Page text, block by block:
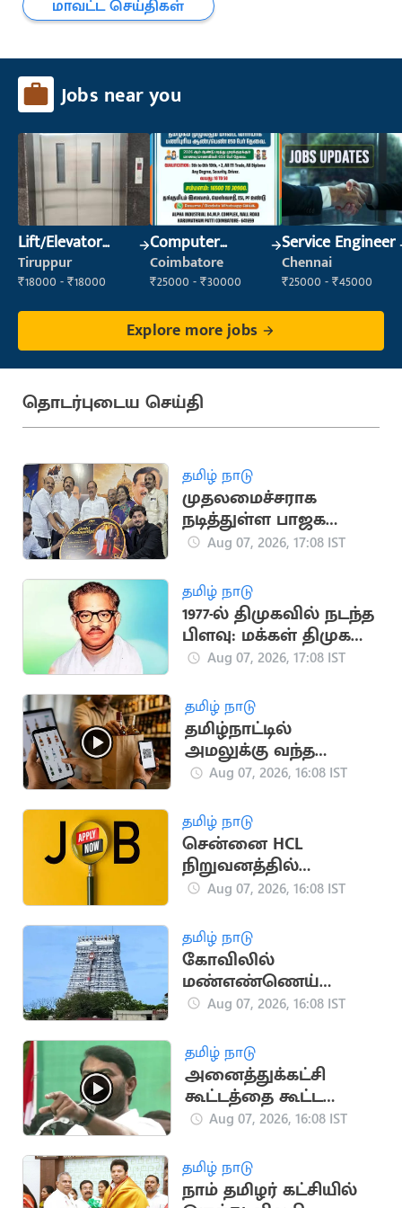
மாவட்ட செய்திகள்
Jobs near you
Lift/Elevator
Technician
Tiruppur
₹18000 - ₹18000
Computer
Operator
Coimbatore
₹25000 - ₹30000
Service Engineer
Chennai
₹25000 - ₹45000
Explore more jobs
தொடர்புடைய செய்தி
தமிழ் நாடு
முதலமைச்சராக
நடித்துள்ள பாஜக
மூத்த தலைவர்
Aug 07, 2026, 17:08 IST
தமிழ் நாடு
1977-ல் திமுகவில் நடந்த
பிளவு: மக்கள் திமுக
உருவான வரலாறு!
Aug 07, 2026, 17:08 IST
தமிழ் நாடு
தமிழ்நாட்டில்
அமலுக்கு வந்த
ஆன்லைன் மது
தகவல்
Aug 07, 2026, 16:08 IST
தமிழ் நாடு
சென்னை HCL
நிறுவனத்தில்
வேலைவாய்ப்பு:
நேர்முகத் தேர்வு!
Aug 07, 2026, 16:08 IST
தமிழ் நாடு
கோவிலில்
மண்எண்ணெய்
ஊற்றி தீக்குளித்த
அதிர்ஷ்டவசமாக உயிர்
பிழைத்தார்
Aug 07, 2026, 16:08 IST
தமிழ் நாடு
அனைத்துக்கட்சி
கூட்டத்தை கூட்ட
வேண்டும்.. சீமான்
Aug 07, 2026, 16:08 IST
தமிழ் நாடு
நாம் தமிழர் கட்சியில்